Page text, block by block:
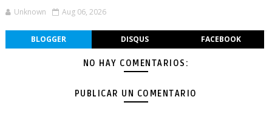
Unknown Aug 06, 2026
BLOGGER DISQUS FACEBOOK
NO HAY COMENTARIOS:
PUBLICAR UN COMENTARIO